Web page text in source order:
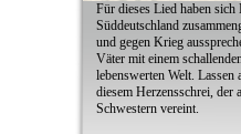
Für dieses Lied haben sich
Süddeutschland
und gegen Krieg
Väter mit einem
lebenswerten Welt. Lassen
diesem Herzensschrei,
Schwestern vereint.